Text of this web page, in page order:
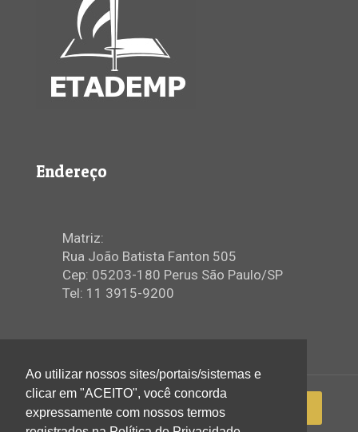
Endereço
Matriz:
Rua João Batista Fanton 505
Cep: 05203-180 Perus São Paulo/SP
Tel: 11 3915-9200
Ao utilizar nossos sites/portais/sistemas e
clicar em "ACEITO", você concorda
expressamente com nossos termos